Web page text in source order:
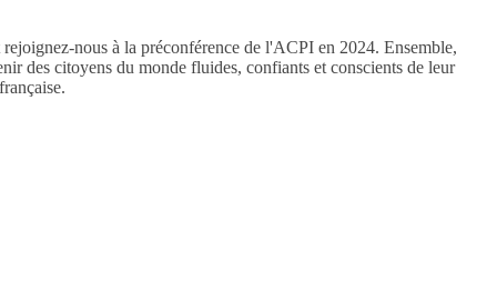
nous à la préconférence de l'ACPI en 2024. Ensemble,
des citoyens du monde fluides, confiants et conscients de leur